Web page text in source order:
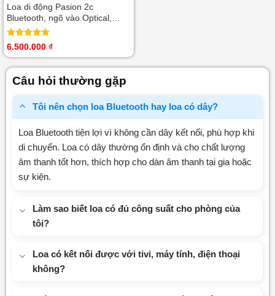
Loa di động Pasion 2c
Bluetooth, ngõ vào Optical,
Coaxial, Guitar, USB
Được xếp
6.500.000 ₫
Câu hỏi thường gặp
Tôi nên chọn loa Bluetooth hay loa có dây?
Loa Bluetooth tiện lợi vì không cần dây kết nối, phù hợp khi
di chuyển. Loa có dây thường ổn định và cho chất lượng
âm thanh tốt hơn, thích hợp cho dàn âm thanh tại gia hoặc
sự kiện.
Làm sao biết loa có đủ công suất cho phòng của
tôi?
Loa có kết nối được với tivi, máy tính, điện thoại
không?